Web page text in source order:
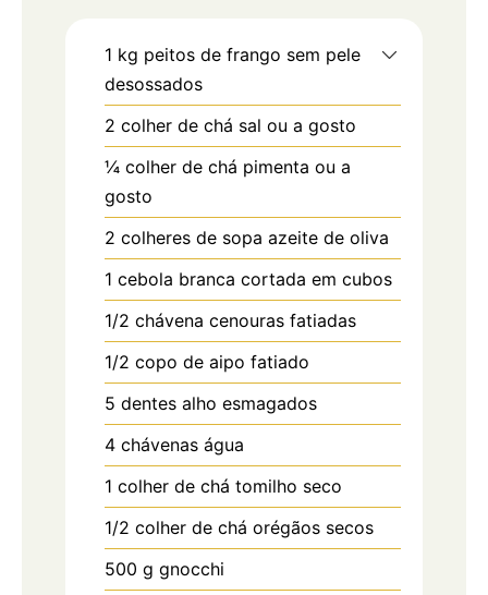
1 kg peitos de frango sem pele
desossados
2 colher de chá sal ou a gosto
¼ colher de chá pimenta ou a
gosto
2 colheres de sopa azeite de oliva
1 cebola branca cortada em cubos
1/2 chávena cenouras fatiadas
1/2 copo de aipo fatiado
5 dentes alho esmagados
4 chávenas água
1 colher de chá tomilho seco
1/2 colher de chá orégãos secos
500 g gnocchi